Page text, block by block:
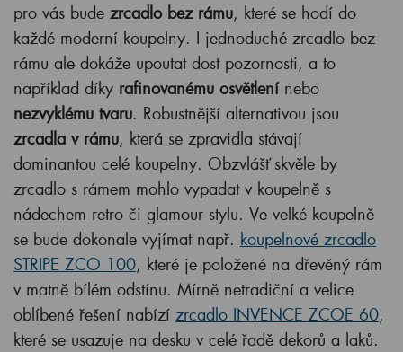
pro vás bude zrcadlo bez rámu, které se hodí do
každé moderní koupelny. I jednoduché zrcadlo bez
rámu ale dokáže upoutat dost pozornosti, a to
například díky rafinovanému osvětlenínebo
nezvyklému tvaru. Robustnější alternativou jsou
zrcadla v rámu, která se zpravidla stávají
dominantou celé koupelny. Obzvlášť skvěle by
zrcadlo s rámem mohlo vypadat v koupelně s
nádechem retro či glamour stylu. Ve velké koupelně
se bude dokonale vyjímat např. koupelnové zrcadlo
STRIPE ZCO 100, které je položené na dřevěný rám
v matně bílém odstínu. Mírně netradiční a velice
oblíbené řešení nabízí zrcadlo INVENCE ZCOE 60,
které se usazuje na desku v celé řadě dekorů a laků.